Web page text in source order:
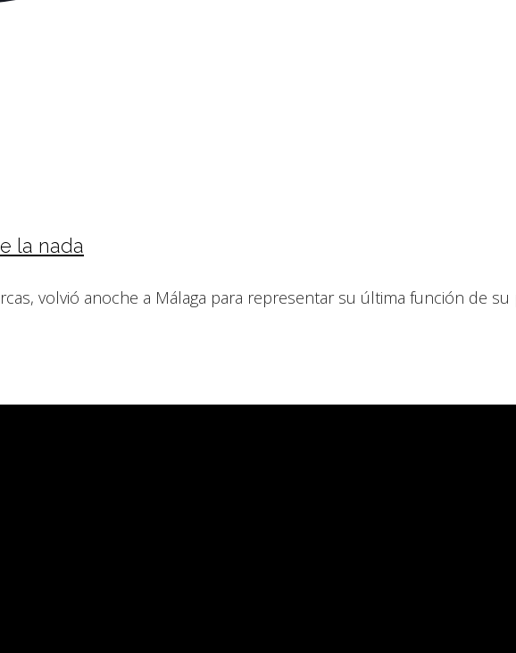
la nada
volvió anoche a Málaga para representar su última función de